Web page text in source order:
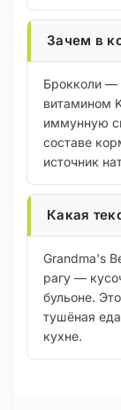
Зачем в
Брокколи —
витамином
иммунную
составе
источник
Какая
Grandma's
рагу —
бульоне.
тушёная
кухне.